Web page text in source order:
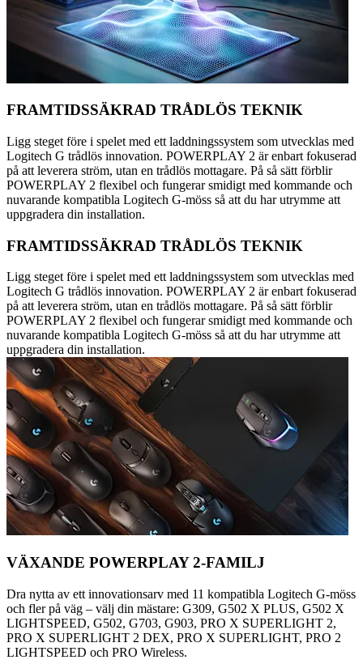
FRAMTIDSSÄKRAD TRÅDLÖS TEKNIK
Ligg steget före i spelet med ett laddningssystem som utvecklas med
Logitech G trådlös innovation. POWERPLAY 2 är enbart fokuserad
på att leverera ström, utan en trådlös mottagare. På så sätt förblir
POWERPLAY 2 flexibel och fungerar smidigt med kommande och
nuvarande kompatibla Logitech G-möss så att du har utrymme att
uppgradera din installation.
FRAMTIDSSÄKRAD TRÅDLÖS TEKNIK
Ligg steget före i spelet med ett laddningssystem som utvecklas med
Logitech G trådlös innovation. POWERPLAY 2 är enbart fokuserad
på att leverera ström, utan en trådlös mottagare. På så sätt förblir
POWERPLAY 2 flexibel och fungerar smidigt med kommande och
nuvarande kompatibla Logitech G-möss så att du har utrymme att
uppgradera din installation.
VÄXANDE POWERPLAY 2-FAMILJ
Dra nytta av ett innovationsarv med 11 kompatibla Logitech G-möss
och fler på väg – välj din mästare: G309, G502 X PLUS, G502 X
LIGHTSPEED, G502, G703, G903, PRO X SUPERLIGHT 2,
PRO X SUPERLIGHT 2 DEX, PRO X SUPERLIGHT, PRO 2
LIGHTSPEED och PRO Wireless.